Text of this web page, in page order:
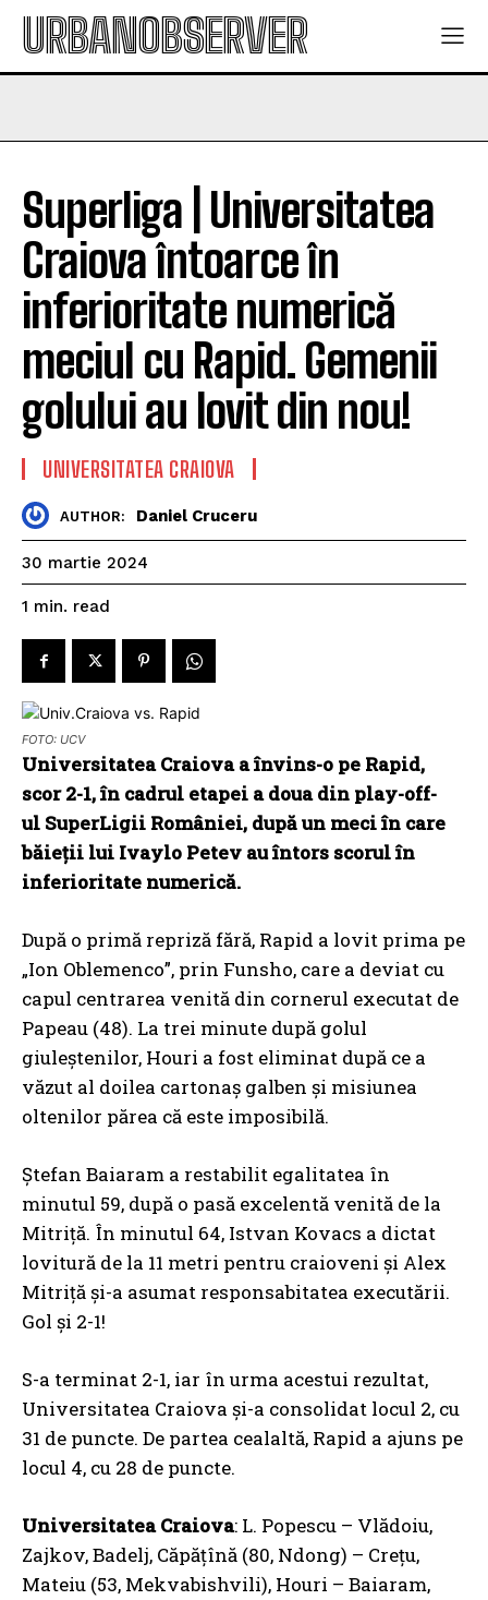
URBANOBSERVER
Superliga | Universitatea
Craiova întoarce în
inferioritate numerică
meciul cu Rapid. Gemenii
golului au lovit din nou!
UNIVERSITATEA CRAIOVA
AUTHOR: Daniel Cruceru
30 martie 2024
1 min. read
FOTO: UCV
Universitatea Craiova a învins-o pe Rapid,
scor 2-1, în cadrul etapei a doua din play-off-
ul SuperLigii României, după un meci în care
băieții lui Ivaylo Petev au întors scorul în
inferioritate numerică.
După o primă repriză fără, Rapid a lovit prima pe
„Ion Oblemenco”, prin Funsho, care a deviat cu
capul centrarea venită din cornerul executat de
Papeau (48). La trei minute după golul
giuleștenilor, Houri a fost eliminat după ce a
văzut al doilea cartonaș galben și misiunea
oltenilor părea că este imposibilă.
Ștefan Baiaram a restabilit egalitatea în
minutul 59, după o pasă excelentă venită de la
Mitriță. În minutul 64, Istvan Kovacs a dictat
lovitură de la 11 metri pentru craioveni și Alex
Mitriță și-a asumat responsabitatea executării.
Gol și 2-1!
S-a terminat 2-1, iar în urma acestui rezultat,
Universitatea Craiova și-a consolidat locul 2, cu
31 de puncte. De partea cealaltă, Rapid a ajuns pe
locul 4, cu 28 de puncte.
Universitatea Craiova: L. Popescu – Vlădoiu,
Zajkov, Badelj, Căpățînă (80, Ndong) – Crețu,
Mateiu (53, Mekvabishvili), Houri – Baiaram,